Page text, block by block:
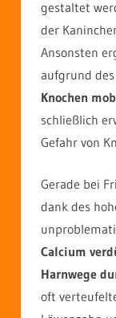
gestaltet
der
Ansonsten
aufgrund
Knochen
schließlich
Gefahr von
Gerade bei
dank des
Calcium
Harnwege
oft